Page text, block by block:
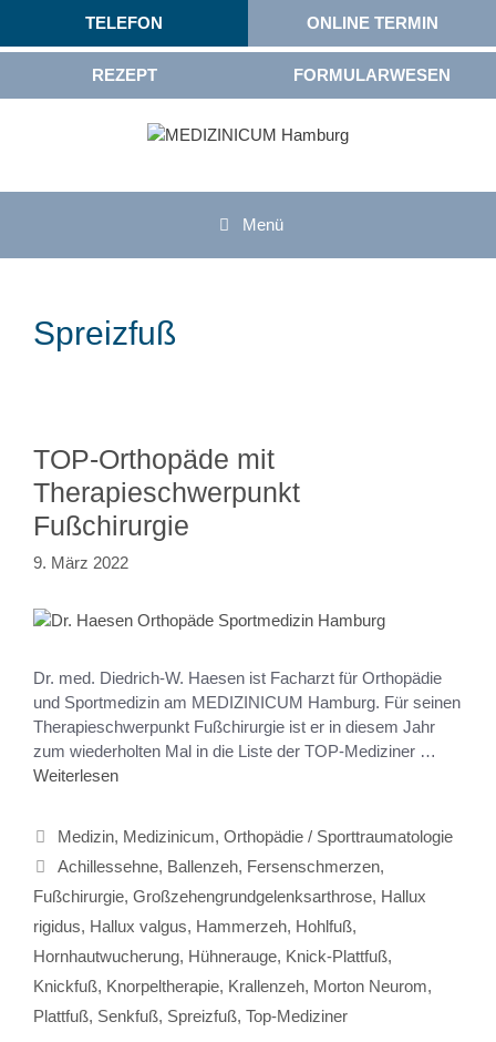
Menü
Spreizfuß
TOP-Orthopäde mit
Therapieschwerpunkt
Fußchirurgie
9. März 2022
Dr. med. Diedrich-W. Haesen ist Facharzt für Orthopädie
und Sportmedizin am MEDIZINICUM Hamburg. Für seinen
Therapieschwerpunkt Fußchirurgie ist er in diesem Jahr
zum wiederholten Mal in die Liste der TOP-Mediziner …
Weiterlesen
Medizin, Medizinicum, Orthopädie / Sporttraumatologie
Achillessehne, Ballenzeh, Fersenschmerzen,
Fußchirurgie, Großzehengrundgelenksarthrose, Hallux
rigidus, Hallux valgus, Hammerzeh, Hohlfuß,
Hornhautwucherung, Hühnerauge, Knick-Plattfuß,
Knickfuß, Knorpeltherapie, Krallenzeh, Morton Neurom,
Plattfuß, Senkfuß, Spreizfuß, Top-Mediziner
TELEFON ONLINE TERMIN
REZEPT FORMULARWESEN